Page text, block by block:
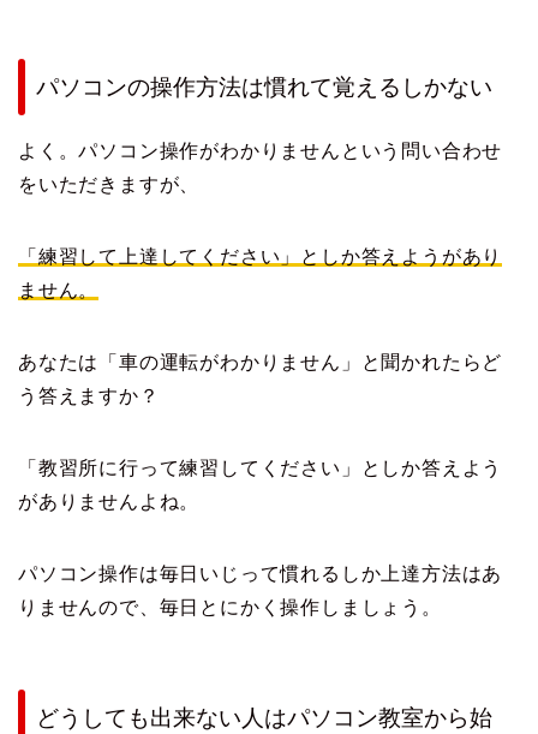
パソコンの操作方法は慣れて覚えるしかない
よく。パソコン操作がわかりませんという問い合わせ
をいただきますが、
「練習して上達してください」としか答えようがあり
ません。
あなたは「車の運転がわかりません」と聞かれたらど
う答えますか？
「教習所に行って練習してください」としか答えよう
がありませんよね。
パソコン操作は毎日いじって慣れるしか上達方法はあ
りませんので、毎日とにかく操作しましょう。
どうしても出来ない人はパソコン教室から始